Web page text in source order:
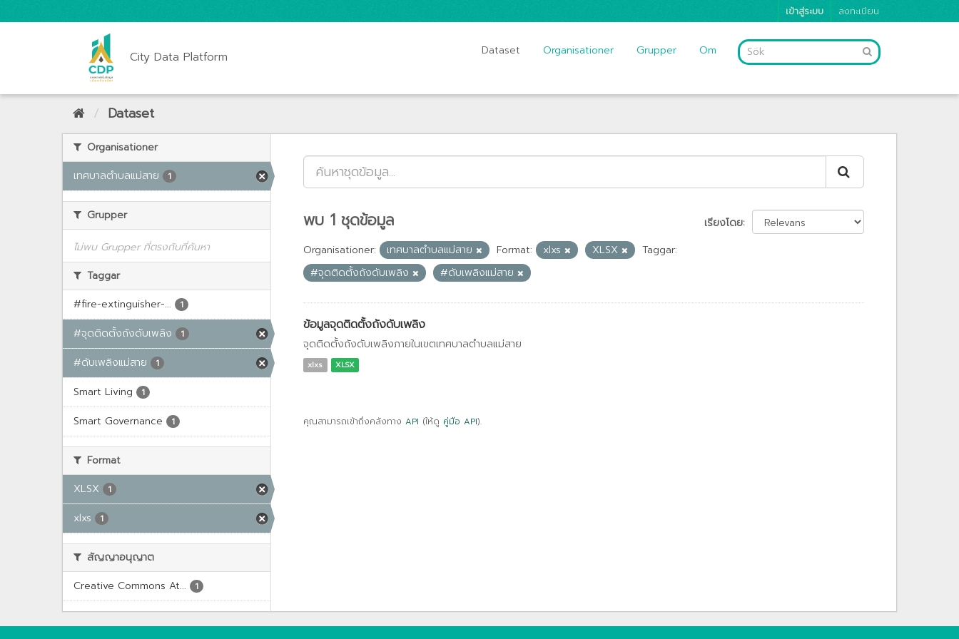
เข้าสู่ระบบ ลงทะเบียน
City Data Platform Dataset Organisationer Grupper Om
Dataset
Organisationer
เทศบาลตำบลแม่สาย
1
Grupper
ไม่พบ Grupper ที่ตรงกับที่ค้นหา
Taggar
#fire-extinguisher-...
1
#จุดติดตั้งถังดับเพลิง 1
#ดับเพลิงแม่สาย 1
Smart Living 1
Smart Governance 1
Format
XLSX
1
xlxs 1
สัญญาอนุญาต
Creative Commons At...
1
เรียงโดย
พบ 1 ชุดข้อมูล
Organisationer: เทศบาลตำบลแม่สาย Format: xlxs XLSX
Taggar:
#จุดติดตั้งถังดับเพลิง
#ดับเพลิงแม่สาย
ข้อมูลจุดติดตั้งถังดับเพลิง
จุดติดตั้งถังดับเพลิงภายในเขตเทศบาลตำบลแม่สาย
xlxs XLSX
คุณสามารถเข้าถึงคลังทาง API (ให้ดู คู่มือ API).